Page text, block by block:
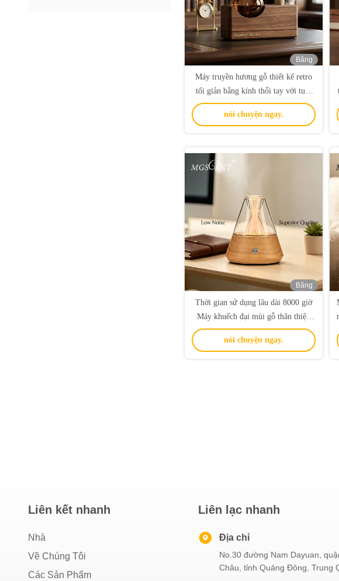
Băng
Máy truyền hương gỗ thiết kế retro
tối giản bằng kính thổi tay với tuổi
thọ pin mở rộng cho văn phòng
nói chuyện ngay.
Băng
Thời gian sử dụng lâu dài 8000 giờ
Máy khuếch đại mùi gỗ thân thiện
với môi trường với công nghệ
khuếch đại không khí lạnh
nói chuyện ngay.
Liên kết nhanh
Nhà
Về Chúng Tôi
Các Sản Phẩm
Liên lạc nhanh
Địa chỉ
No.30 đường Nam Dayuan,
Châu, tỉnh Quảng Đông, Trung